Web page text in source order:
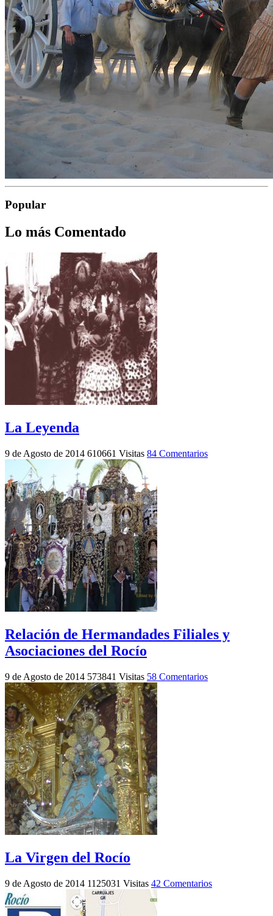
Popular
Lo más Comentado
La Leyenda
9 de Agosto de 2014 610661 Visitas 84 Comentarios
Relación de Hermandades Filiales y
Asociaciones del Rocío
9 de Agosto de 2014 573841 Visitas 58 Comentarios
La Virgen del Rocío
9 de Agosto de 2014 1125031 Visitas 42 Comentarios